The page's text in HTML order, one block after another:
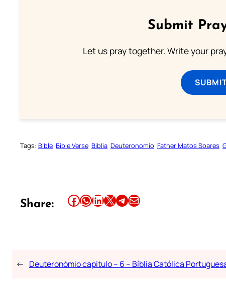
Submit
Let us pray together. Write your
Tags: Bible Bible Verse Biblia Deuteronomio Father Matos Soares
Share: Share this article on Facebook Share this article on WhatsApp Share this article on LinkedIn Share this article on X Share this article on TelegramEmail this Article
← Deuteronómio capitulo – 6 – Bíblia Católica